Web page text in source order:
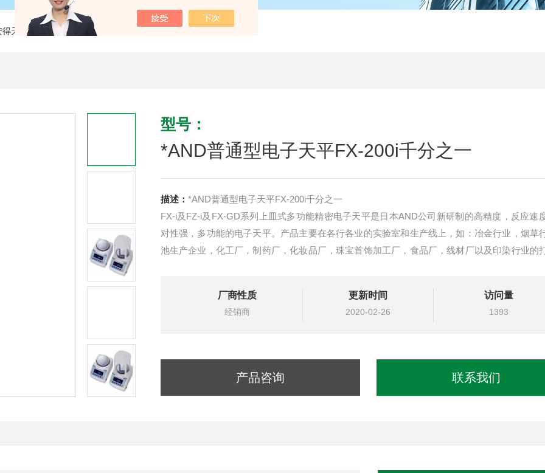
得天平> *AND普通型电子天平FX-200i千分之一
型号：
*AND普通型电子天平FX-200i千分之一
描述： *AND普通型电子天平FX-200i千分之一
FX-i及FZ-i及FX-GD系列上皿式多功能精密电子天平是日本AND公司新研制的高精度，反应速
对性强，多功能的电子天平。产品主要在各行各业的实验室和生产线上，如：冶金行业，烟草
池生产企业，化工厂，制药厂，化妆品厂，珠宝首饰加工厂，食品厂，线材厂以及印染行业的
厂商性质
经销商
更新时间
2020-02-26
访问量
1393
产品咨询 联系我们